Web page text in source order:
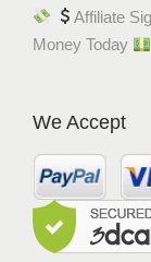
Affiliate
Money Today
We Accept